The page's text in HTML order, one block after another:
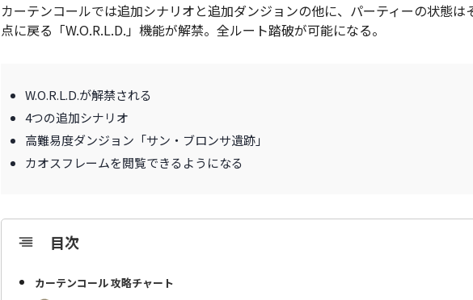
カーテンコールでは追加シナリオと追加ダンジョンの他に、パーティーの状態は
点に戻る「W.O.R.L.D.」機能が解禁。全ルート踏破が可能になる。
W.O.R.L.D.が解禁される
4つの追加シナリオ
高難易度ダンジョン「サン・ブロンサ遺跡」
カオスフレームを閲覧できるようになる
目次
カーテンコール 攻略チャート